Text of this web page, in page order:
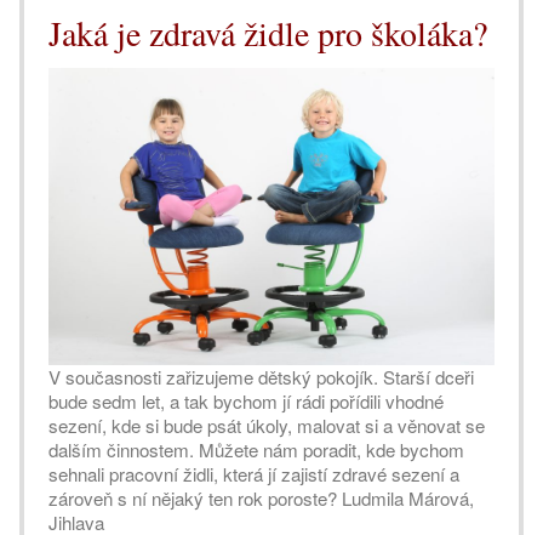
Jaká je zdravá židle pro školáka?
V současnosti zařizujeme dětský pokojík. Starší dceři
bude sedm let, a tak bychom jí rádi pořídili vhodné
sezení, kde si bude psát úkoly, malovat si a věnovat se
dalším činnostem. Můžete nám poradit, kde bychom
sehnali pracovní židli, která jí zajistí zdravé sezení a
zároveň s ní nějaký ten rok poroste? Ludmila Márová,
Jihlava